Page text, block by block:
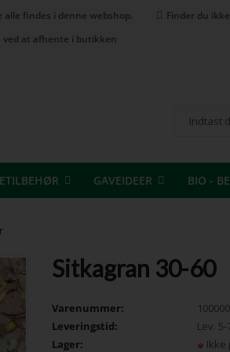
alle findes i denne webshop.
Finder du
ved at afhente i butikken
GAVEIDEER BIO -
Sitkagran 30-60
Varenummer:
Leveringstid:
Lev.
Lager:
Ikke